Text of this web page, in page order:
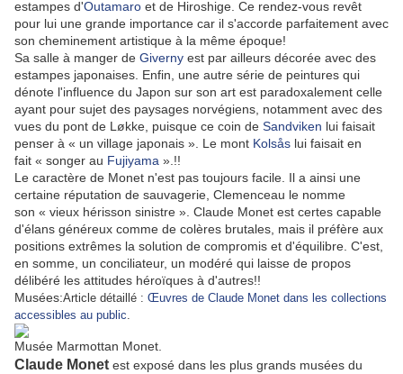
estampes d'Outamaro et de Hiroshige. Ce rendez-vous revêt
pour lui une grande importance car il s'accorde parfaitement avec
son cheminement artistique à la même époque!
Sa salle à manger de Giverny est par ailleurs décorée avec des
estampes japonaises. Enfin, une autre série de peintures qui
dénote l'influence du Japon sur son art est paradoxalement celle
ayant pour sujet des paysages norvégiens, notamment avec des
vues du pont de Løkke, puisque ce coin de Sandviken lui faisait
penser à « un village japonais » . Le mont Kolsås lui faisait en
fait « songer au Fujiyama » .!!
Le caractère de Monet n'est pas toujours facile. Il a ainsi une
certaine réputation de sauvagerie , Clemenceau le nomme
son « vieux hérisson sinistre » . Claude Monet est certes capable
d'élans généreux comme de colères brutales, mais il préfère aux
positions extrêmes la solution de compromis et d'équilibre. C'est,
en somme, un conciliateur, un modéré qui laisse de propos
délibéré les attitudes héroïques à d'autres!!
Musées:Article détaillé : Œuvres de Claude Monet dans les collections
accessibles au public
Musée Marmottan Monet.
Claude Monet est exposé dans les plus grands musées du